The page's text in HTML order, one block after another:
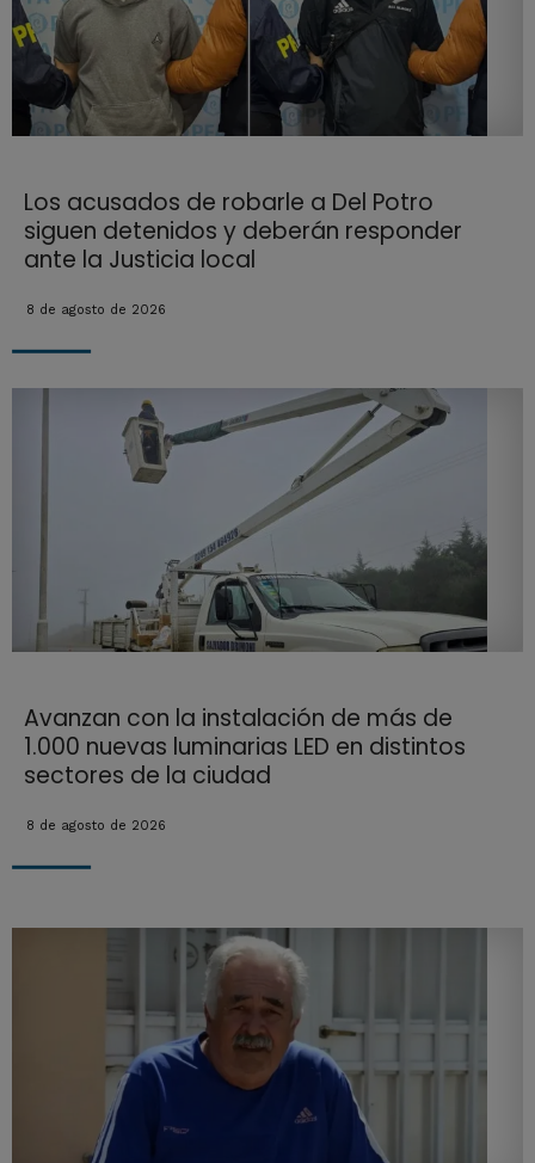
Los acusados de robarle a Del Potro
siguen detenidos y deberán responder
ante la Justicia local
8 de agosto de 2026
Avanzan con la instalación de más de
1.000 nuevas luminarias LED en distintos
sectores de la ciudad
8 de agosto de 2026